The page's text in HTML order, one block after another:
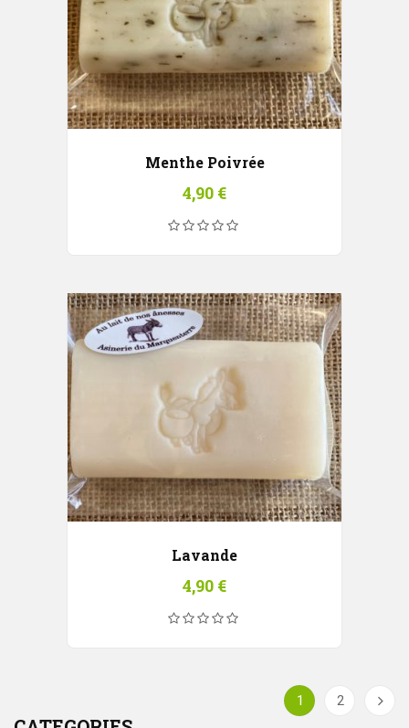
Menthe Poivrée
4,90 €
Lavande
4,90 €
1 2